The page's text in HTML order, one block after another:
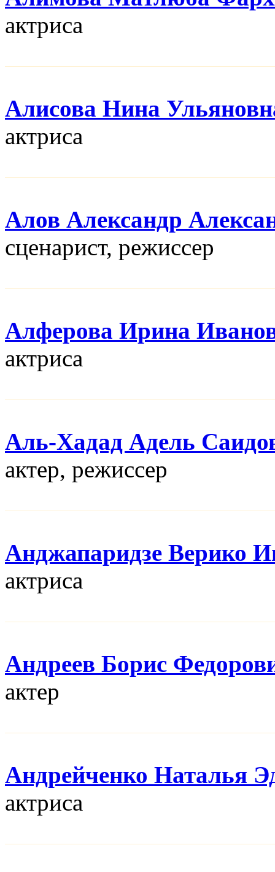
актриса
Алисова Нина
актриса
Алов Александр
сценарист, режисcер
Алферова Ирина
актриса
Аль-Хадад Адель
актер, режисcер
Анджапаридзе Верико
актриса
Андреев Борис
актер
Андрейченко Наталья
актриса